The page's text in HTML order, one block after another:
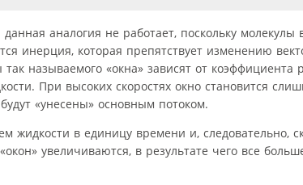
аналогия не работает, поскольку молекулы
инерция, которая препятствует изменению
называемого «окна» зависят от коэффициента
При высоких скоростях окно становится
«унесены» основным потоком.
жидкости в единицу времени и, следовательно,
увеличиваются, в результате чего все